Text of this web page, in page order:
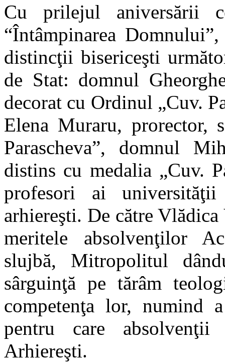
Cu prilejul aniversării
“Întâmpinarea
distincţii bisericeşti
de Stat: domnul
decorat cu Ordinul „Cuv.
Elena Muraru, prorector,
Parascheva”, domnul
distins cu medalia „Cuv.
profesori ai
arhiereşti. De către
meritele absolvenţilor
slujbă, Mitropolitul
sârguinţă pe tărâm
competenţa lor, numind
pentru care
Arhiereşti.